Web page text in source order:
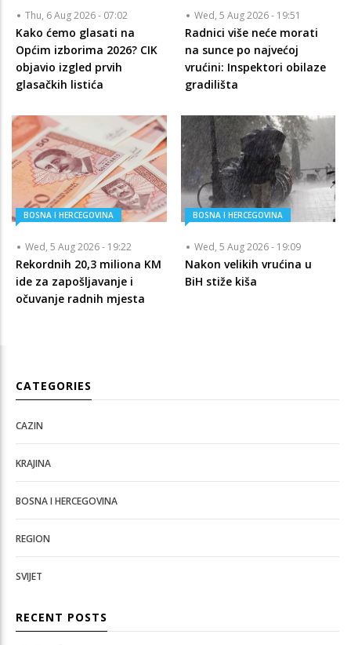
Thu, 6 Aug 2026 - 07:02
Kako ćemo glasati na
Općim izborima 2026? CIK
objavio izgled prvih
glasačkih listića
Wed, 5 Aug 2026 - 19:51
Radnici više neće morati
na sunce po najvećoj
vrućini: Inspektori obilaze
gradilišta
BOSNA I HERCEGOVINA
Wed, 5 Aug 2026 - 19:22
Rekordnih 20,3 miliona KM
ide za zapošljavanje i
očuvanje radnih mjesta
BOSNA I HERCEGOVINA
Wed, 5 Aug 2026 - 19:09
Nakon velikih vrućina u
BiH stiže kiša
CATEGORIES
CAZIN
KRAJINA
BOSNA I HERCEGOVINA
REGION
SVIJET
RECENT POSTS